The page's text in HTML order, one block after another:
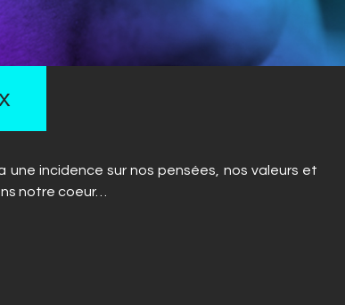
incidence sur nos pensées, nos valeurs et
notre coeur…